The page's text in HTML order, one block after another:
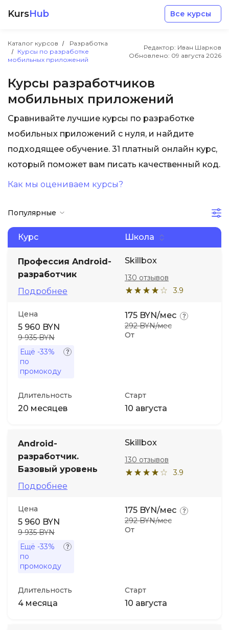
KursHub Все курсы
Каталог курсов
Разработка
Курсы по разработке
мобильных приложений
Редактор: Иван Шарков
Обновлено: 09 августа 2026
Курсы разработчиков
мобильных приложений
Сравнивайте лучшие курсы по разработке
мобильных приложений с нуля, и найдите
подходящее обучение. 31 платный онлайн курс,
который поможет вам писать качественный код.
Как мы оцениваем курсы?
Популярные
Курс Школа
Профессия Android-
разработчик
Подробнее
Skillbox
3.9
130 отзывов
Цена
5 960 BYN
9 935 BYN
Ещё -33%
по
промокоду
От
175 BYN/мес
292 BYN/мес
Длительность
20 месяцев
Старт
10 августа
Android-
разработчик.
Базовый уровень
Подробнее
Skillbox
3.9
130 отзывов
Цена
5 960 BYN
9 935 BYN
Ещё -33%
по
промокоду
От
175 BYN/мес
292 BYN/мес
Длительность
4 месяца
Старт
10 августа
Маркетинг
Дизайн
Менеджмент
Soft Skills
ДПО
Детям
Акции и промокоды